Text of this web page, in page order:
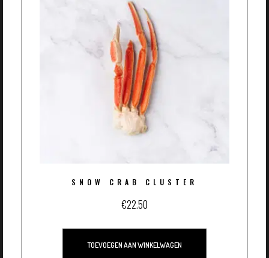
SNOW CRAB CLUSTER
€22.50
TOEVOEGEN AAN WINKELWAGEN